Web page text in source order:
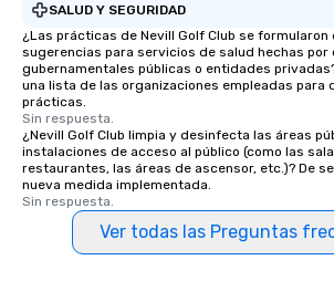
SALUD Y SEGURIDAD
¿Las prácticas de Nevill Golf Club se formularon
sugerencias para servicios de salud hechas por
gubernamentales públicas o entidades
una lista de las organizaciones empleadas para
prácticas.
Sin respuesta.
¿Nevill Golf Club limpia y desinfecta las áreas
instalaciones de acceso al público (como las
restaurantes, las áreas de ascensor, etc.)? De
nueva medida implementada.
Sin respuesta.
Ver todas las Preguntas